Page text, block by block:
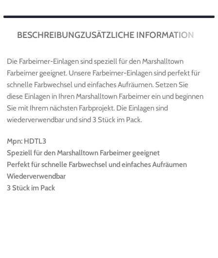
BESCHREIBUNGZUSÄTZLICHE INFORMATION
Die Farbeimer-Einlagen sind speziell für den Marshalltown
Farbeimer geeignet. Unsere Farbeimer-Einlagen sind perfekt für
schnelle Farbwechsel und einfaches Aufräumen. Setzen Sie
diese Einlagen in Ihren Marshalltown Farbeimer ein und beginnen
Sie mit Ihrem nächsten Farbprojekt. Die Einlagen sind
wiederverwendbar und sind 3 Stück im Pack.
Mpn: HDTL3
Speziell für den Marshalltown Farbeimer geeignet
Perfekt für schnelle Farbwechsel und einfaches Aufräumen
Wiederverwendbar
3 Stück im Pack